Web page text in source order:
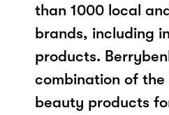
than 1000 local
brands, including
products.
combination of
beauty products